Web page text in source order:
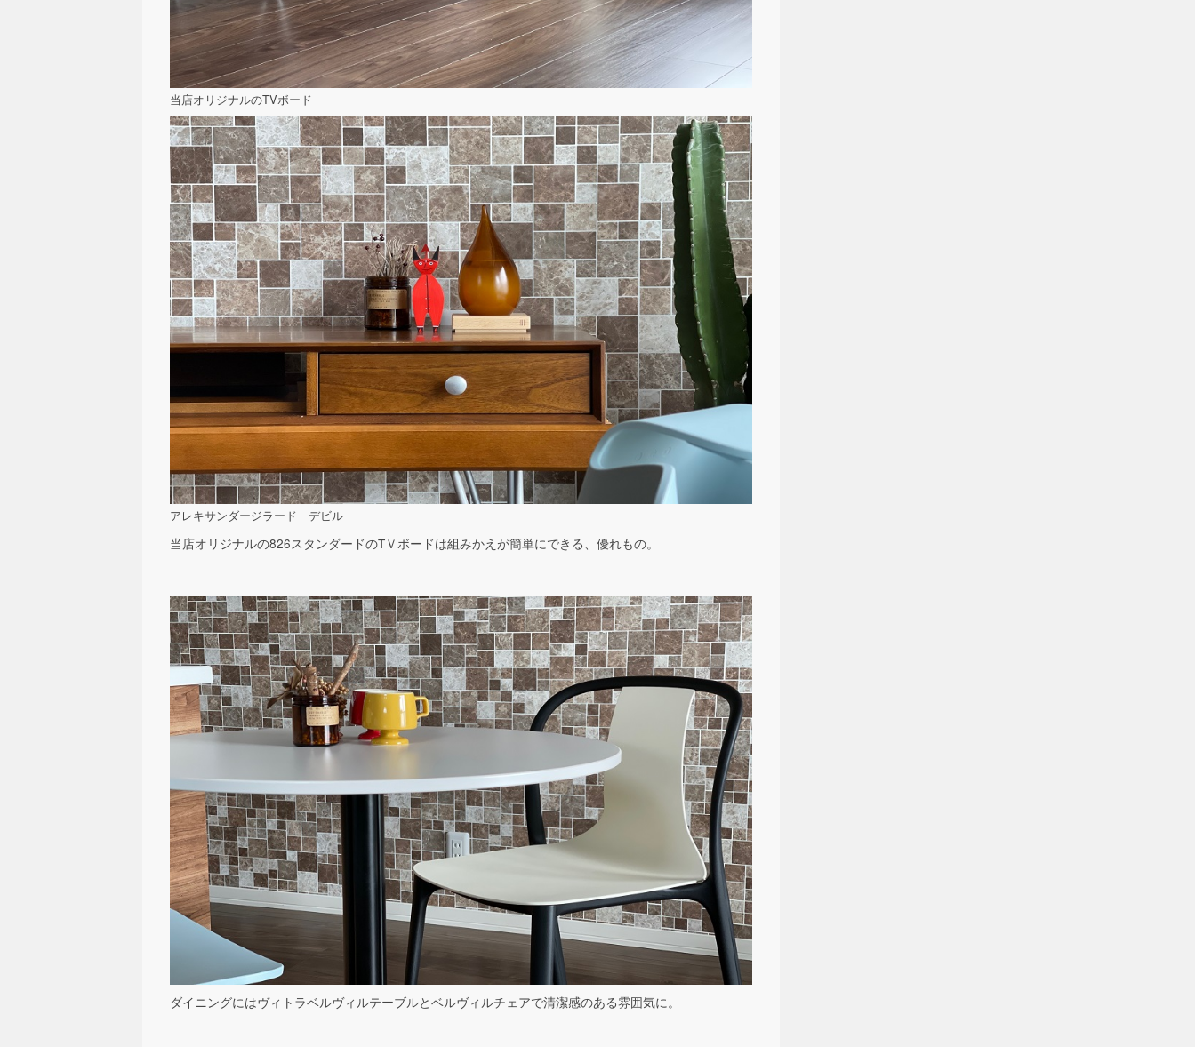
当店オリジナルのTVボード
アレキサンダージラード デビル
当店オリジナルの826スタンダードのTＶボードは組みかえが簡単にできる、優れもの。
ダイニングにはヴィトラベルヴィルテーブルとベルヴィルチェアで清潔感のある雰囲気に。